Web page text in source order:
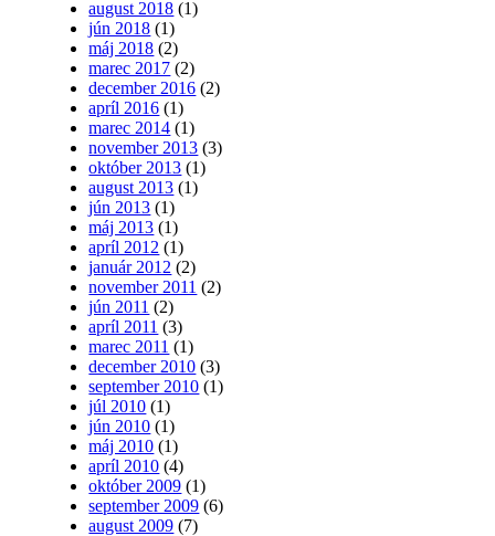
august 2018 (1)
jún 2018 (1)
máj 2018 (2)
marec 2017 (2)
december 2016 (2)
apríl 2016 (1)
marec 2014 (1)
november 2013 (3)
október 2013 (1)
august 2013 (1)
jún 2013 (1)
máj 2013 (1)
apríl 2012 (1)
január 2012 (2)
november 2011 (2)
jún 2011 (2)
apríl 2011 (3)
marec 2011 (1)
december 2010 (3)
september 2010 (1)
júl 2010 (1)
jún 2010 (1)
máj 2010 (1)
apríl 2010 (4)
október 2009 (1)
september 2009 (6)
august 2009 (7)